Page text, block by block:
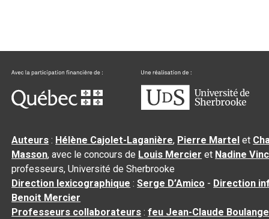
Auteurs : Hélène Cajolet-Laganière, Pierre Martel et
Masson, avec le concours de Louis Mercier et Nadine
professeurs, Université de Sherbrooke
Direction lexicographique :Serge D’Amico - Direction
Benoit Mercier
Professeurs collaborateurs :feu Jean-Claude